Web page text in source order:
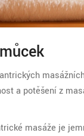
a potěšení z
masáže je